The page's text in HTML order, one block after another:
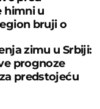
himni u
bruji o
zimu u Srbiji:
prognoze
predstojeću